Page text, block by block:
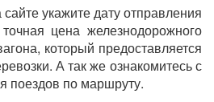
укажите дату отправления
цена железнодорожного
который предоставляется
А так же ознакомитесь с
поездов по маршруту.